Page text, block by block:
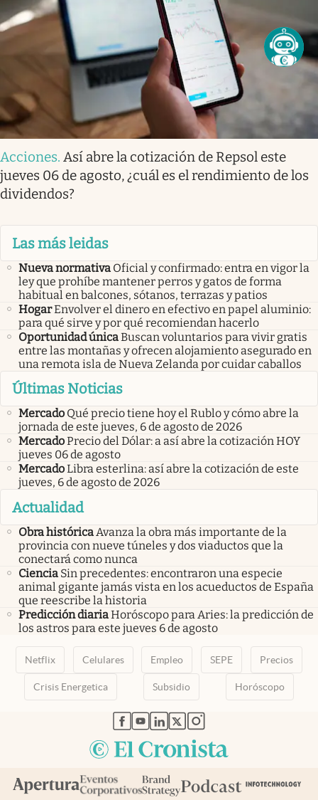
Acciones. Así abre la cotización de Repsol este
jueves 06 de agosto, ¿cuál es el rendimiento de los
dividendos?
Las más leidas
Nueva normativa Oficial y confirmado: entra en vigor la
ley que prohíbe mantener perros y gatos de forma
habitual en balcones, sótanos, terrazas y patios
HogarEnvolver el dinero en efectivo en papel aluminio:
para qué sirve y por qué recomiendan hacerlo
Oportunidad únicaBuscan voluntarios para vivir gratis
entre las montañas y ofrecen alojamiento asegurado en
una remota isla de Nueva Zelanda por cuidar caballos
Últimas Noticias
Mercado Qué precio tiene hoy el Rublo y cómo abre la
jornada de este jueves, 6 de agosto de 2026
MercadoPrecio del Dólar: a así abre la cotización HOY
jueves 06 de agosto
MercadoLibra esterlina: así abre la cotización de este
jueves, 6 de agosto de 2026
Actualidad
Obra históricaAvanza la obra más importante de la
provincia con nueve túneles y dos viaductos que la
conectará como nunca
Ciencia Sin precedentes: encontraron una especie
animal gigante jamás vista en los acueductos de España
que reescribe la historia
Predicción diariaHoróscopo para Aries: la predicción de
los astros para este jueves 6 de agosto
Netflix Celulares Empleo SEPE Precios
Crisis Energetica Subsidio Horóscopo
abre en nueva pestaña
abre en nueva pestaña
abre en nueva pestaña
abre en nueva pestaña
abre en nueva pestaña